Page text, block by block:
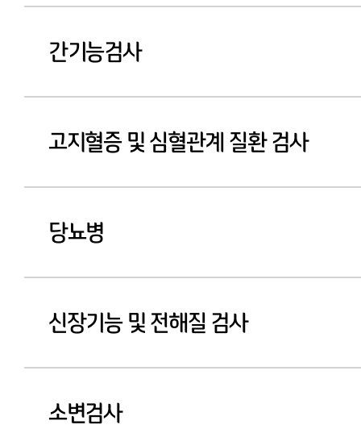
간기능검사
고지혈증 및 심혈관계 질환 검사
당뇨병
신장기능 및 전해질 검사
소변검사